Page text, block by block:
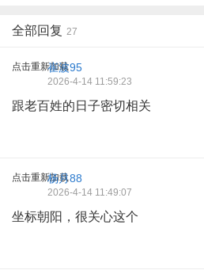
全部回复 27
点击重新加载
崔波95
2026-4-14 11:59:23
跟老百姓的日子密切相关
点击重新加载
杨月88
2026-4-14 11:49:07
坐标朝阳，很关心这个